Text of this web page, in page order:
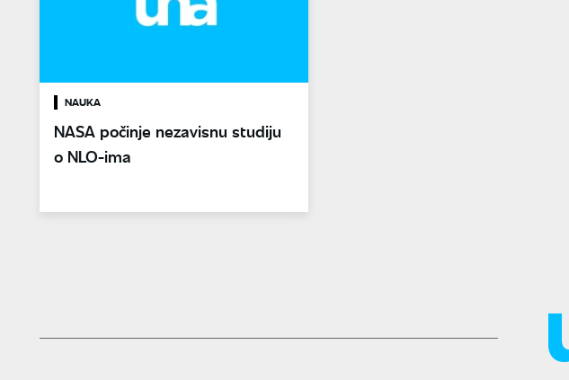
NAUKA
NASA počinje nezavisnu studiju
o NLO-ima